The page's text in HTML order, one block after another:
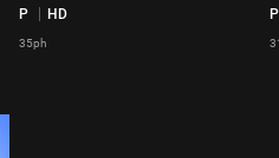
P HD
35ph
P